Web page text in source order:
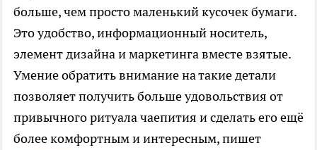
больше, чем просто маленький кусочек бумаги.
Это удобство, информационный носитель,
элемент дизайна и маркетинга вместе взятые.
Умение обратить внимание на такие детали
позволяет получить больше удовольствия от
привычного ритуала чаепития и сделать его ещё
более комфортным и интересным, пишет